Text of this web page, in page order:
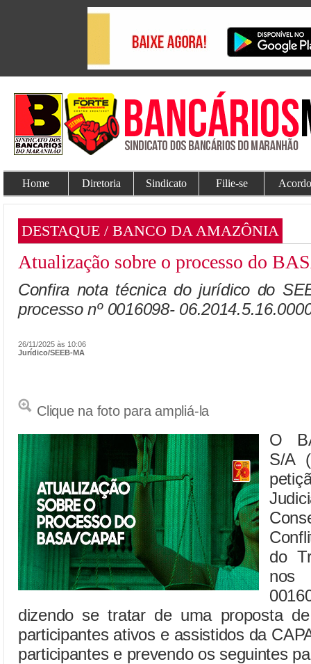
Home Diretoria Sindicato Filie-se
DESTAQUE / BANCO DA AMAZÔNIA
Atualização sobre o processo do
Confira nota técnica do jurídico do
processo nº 0016098-
26/11/2025 às 10:06
Jurídico/SEEB-MA
Clique na foto para ampliá-la
O
S/A
do
nos
dizendo se tratar de uma proposta
participantes ativos e assistidos da
participantes e prevendo os seguintes